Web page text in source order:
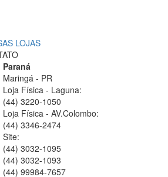
LOJAS
Paraná
Maringá - PR
Loja Física - Laguna:
(44) 3220-1050
Loja Física - AV.Colombo:
(44) 3346-2474
Site:
(44) 3032-1095
(44) 3032-1093
(44) 99984-7657